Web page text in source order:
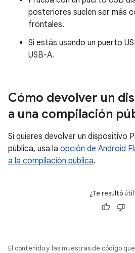
posteriores suelen ser más
frontales.
Si estás usando un puerto
USB-A.
Cómo devolver un
a una compilación
Si quieres devolver un dispositivo
pública, usa la opción de Android
a la compilación pública.
¿Te resultó
El contenido y las muestras de código